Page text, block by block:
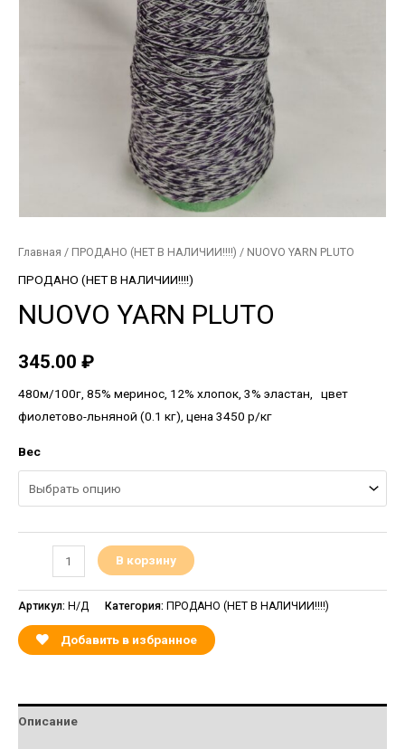
Главная / ПРОДАНО (НЕТ В НАЛИЧИИ!!!!) / NUOVO YARN PLUTO
ПРОДАНО (НЕТ В НАЛИЧИИ!!!!)
NUOVO YARN PLUTO
345.00 ₽
480м/100г, 85% меринос, 12% хлопок, 3% эластан, цвет
фиолетово-льняной (0.1 кг), цена 3450 р/кг
Вес
В корзину
Артикул: Н/Д Категория: ПРОДАНО (НЕТ В НАЛИЧИИ!!!!)
Добавить в избранное
Описание